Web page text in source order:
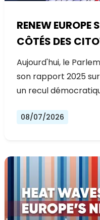
RENEW EUROPE
CÔTÉS DES
ALORS QUE LE
RECULE SUR LES
Aujourd'hui, le
son rapport 2025
un recul
08/07/2026